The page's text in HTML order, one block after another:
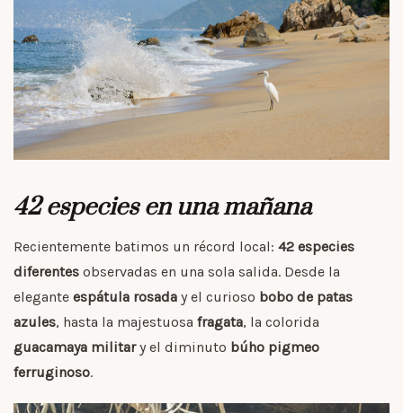
42 especies en una mañana
Recientemente batimos un récord local: 42 especies
diferentes observadas en una sola salida. Desde la
elegante espátula rosada y el curioso bobo de patas
azules, hasta la majestuosa fragata, la colorida
guacamaya military el diminuto búho pigmeo
ferruginoso.